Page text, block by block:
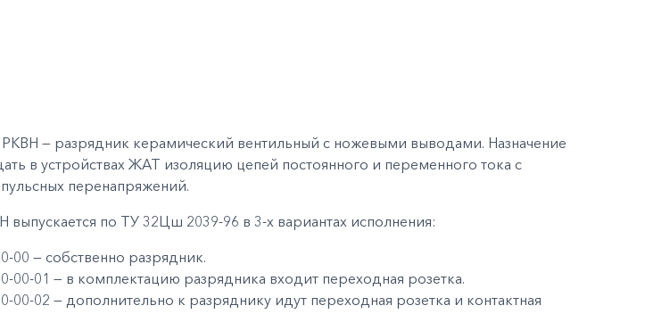
— разрядник керамический вентильный с ножевыми выводами. Назначение
в устройствах ЖАТ изоляцию цепей постоянного и переменного тока с
перенапряжений.
по ТУ 32Цш 2039-96 в 3-х вариантах исполнения:
00 — собственно разрядник.
00-01 — в комплектацию разрядника входит переходная розетка.
00-02 — дополнительно к разряднику идут переходная розетка и контактная